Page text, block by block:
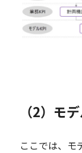
（2）モ
ここでは、モ